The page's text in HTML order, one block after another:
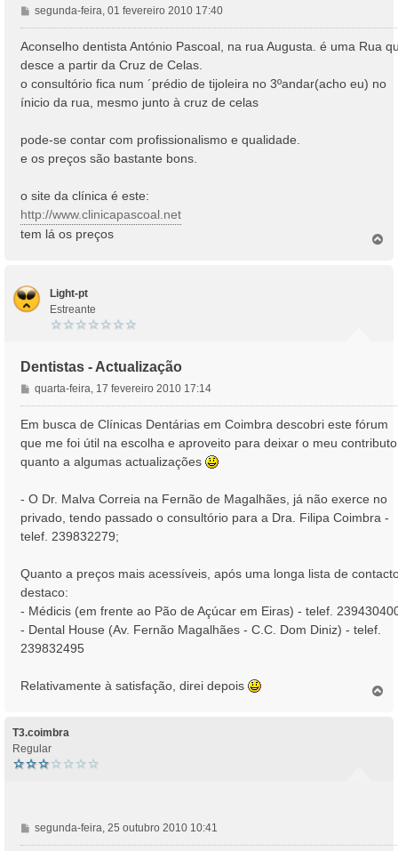
M
e
n
g
e
segunda-feira, 01 fevereiro 2010 17:40
Aconselho dentista António Pascoal, na rua Augusta. é uma Rua
desce a partir da Cruz de Celas.
o consultório fica num ´prédio de tijoleira no 3ºandar(acho eu) no
ínicio da rua, mesmo junto à cruz de celas
pode-se contar com profissionalismo e qualidade.
e os preços são bastante bons.
o site da clínica é este:
http://www.clinicapascoal.net
tem lá os preços
Light-pt
Estreante
Dentistas - Actualização
M
e
n
g
m
quarta-feira, 17 fevereiro 2010 17:14
Em busca de Clínicas Dentárias em Coimbra descobri este fórum
que me foi útil na escolha e aproveito para deixar o meu contributo
quanto a algumas actualizações
- O Dr. Malva Correia na Fernão de Magalhães, já não exerce no
privado, tendo passado o consultório para a Dra. Filipa Coimbra -
telef. 239832279;
Quanto a preços mais acessíveis, após uma longa lista de
destaco:
- Médicis (em frente ao Pão de Açúcar em Eiras) - telef.
- Dental House (Av. Fernão Magalhães - C.C. Dom Diniz) - telef.
239832495
Relativamente à satisfação, direi depois
T3.coimbra
Regular
M
e
segunda-feira, 25 outubro 2010 10:41